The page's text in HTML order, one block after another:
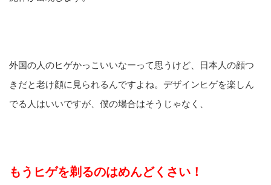
外国の人のヒゲかっこいいなーって思うけど、日本人の顔つ
きだと老け顔に見られるんですよね。デザインヒゲを楽しん
でる人はいいですが、僕の場合はそうじゃなく、
もうヒゲを剃るのはめんどくさい！